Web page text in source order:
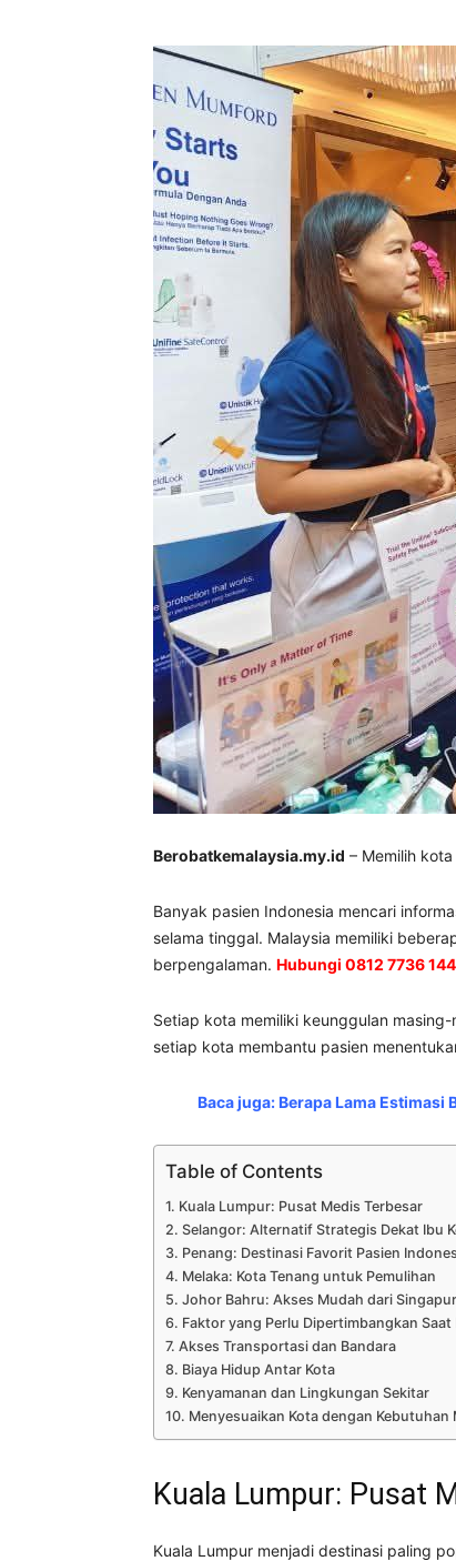
Berobatkemalaysia.my.id – Memilih
Banyak pasien Indonesia mencari
selama tinggal. Malaysia memiliki
berpengalaman. Hubungi 0812 7736
Setiap kota memiliki keunggulan
setiap kota membantu pasien
Baca juga:Berapa Lama Estimasi
Table of Contents
Kuala Lumpur: Pusat Medis Terbesar
Selangor: Alternatif Strategis Dekat Ibu
Penang: Destinasi Favorit Pasien
Melaka: Kota Tenang untuk Pemulihan
Johor Bahru: Akses Mudah dari
Faktor yang Perlu Dipertimbangkan Saat
Akses Transportasi dan Bandara
Biaya Hidup Antar Kota
Kenyamanan dan Lingkungan Sekitar
Menyesuaikan Kota dengan Kebutuhan
Kuala Lumpur: Pusat
Kuala Lumpur menjadi destinasi paling